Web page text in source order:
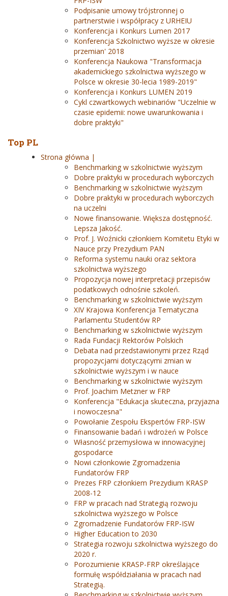
Podpisanie umowy trójstronnej o
partnerstwie i współpracy z URHEIU
Konferencja i Konkurs Lumen 2017
Konferencja Szkolnictwo wyższe w okresie
przemian' 2018
Konferencja Naukowa "Transformacja
akademickiego szkolnictwa wyższego w
Polsce w okresie 30-lecia 1989-2019"
Konferencja i Konkurs LUMEN 2019
Cykl czwartkowych webinariów "Uczelnie w
czasie epidemii: nowe uwarunkowania i
dobre praktyki"
Top PL
Strona główna |
Benchmarking w szkolnictwie wyższym
Dobre praktyki w procedurach wyborczych
Benchmarking w szkolnictwie wyższym
Dobre praktyki w procedurach wyborczych
na uczelni
Nowe finansowanie. Większa dostępność.
Lepsza Jakość.
Prof. J. Woźnicki członkiem Komitetu Etyki w
Nauce przy Prezydium PAN
Reforma systemu nauki oraz sektora
szkolnictwa wyższego
Propozycja nowej interpretacji przepisów
podatkowych odnośnie szkoleń.
Benchmarking w szkolnictwie wyższym
XIV Krajowa Konferencja Tematyczna
Parlamentu Studentów RP
Benchmarking w szkolnictwie wyższym
Rada Fundacji Rektorów Polskich
Debata nad przedstawionymi przez Rząd
propozycjami dotyczącymi zmian w
szkolnictwie wyższym i w nauce
Benchmarking w szkolnictwie wyższym
Prof. Joachim Metzner w FRP
Konferencja "Edukacja skuteczna, przyjazna
i nowoczesna"
Powołanie Zespołu Ekspertów FRP-ISW
Finansowanie badań i wdrożeń w Polsce
Własność przemysłowa w innowacyjnej
gospodarce
Nowi członkowie Zgromadzenia
Fundatorów FRP
Prezes FRP członkiem Prezydium KRASP
2008-12
FRP w pracach nad Strategią rozwoju
szkolnictwa wyższego w Polsce
Zgromadzenie Fundatorów FRP-ISW
Higher Education to 2030
Strategia rozwoju szkolnictwa wyższego do
2020 r.
Porozumienie KRASP-FRP określające
formułę współdziałania w pracach nad
Strategią.